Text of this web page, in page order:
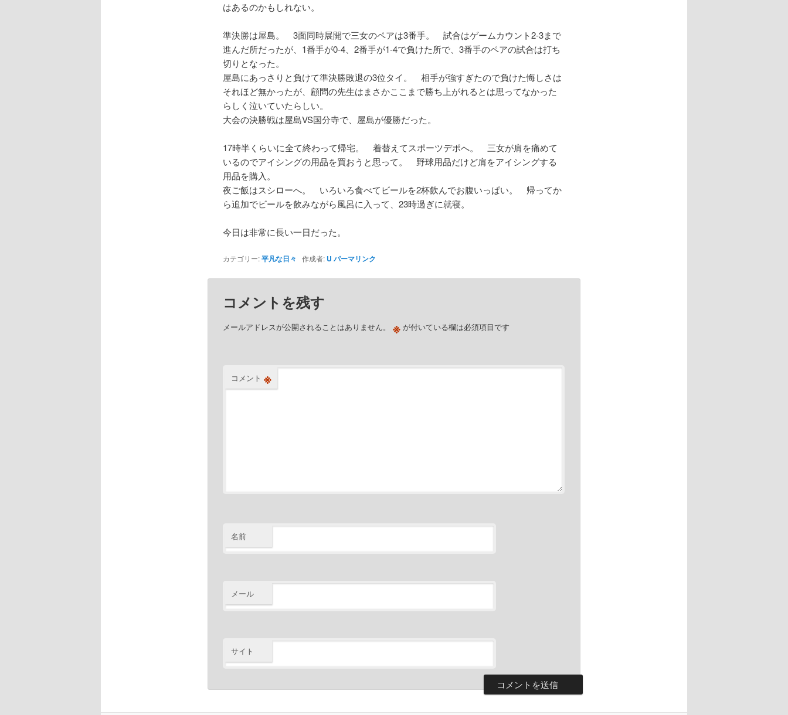
はあるのかもしれない。
準決勝は屋島。 3面同時展開で三女のペアは3番手。 試合はゲームカウント2-3まで
進んだ所だったが、1番手が0-4、2番手が1-4で負けた所で、3番手のペアの試合は打ち
切りとなった。
屋島にあっさりと負けて準決勝敗退の3位タイ。 相手が強すぎたので負けた悔しさは
それほど無かったが、顧問の先生はまさかここまで勝ち上がれるとは思ってなかった
らしく泣いていたらしい。
大会の決勝戦は屋島VS国分寺で、屋島が優勝だった。
17時半くらいに全て終わって帰宅。 着替えてスポーツデポへ。 三女が肩を痛めて
いるのでアイシングの用品を買おうと思って。 野球用品だけど肩をアイシングする
用品を購入。
夜ご飯はスシローへ。 いろいろ食べてビールを2杯飲んでお腹いっぱい。 帰ってか
ら追加でビールを飲みながら風呂に入って、23時過ぎに就寝。
今日は非常に長い一日だった。
カテゴリー:平凡な日々 作成者: U パーマリンク
コメントを残す
メールアドレスが公開されることはありません。 ※が付いている欄は必須項目です
コメント ※
名前
メール
サイト